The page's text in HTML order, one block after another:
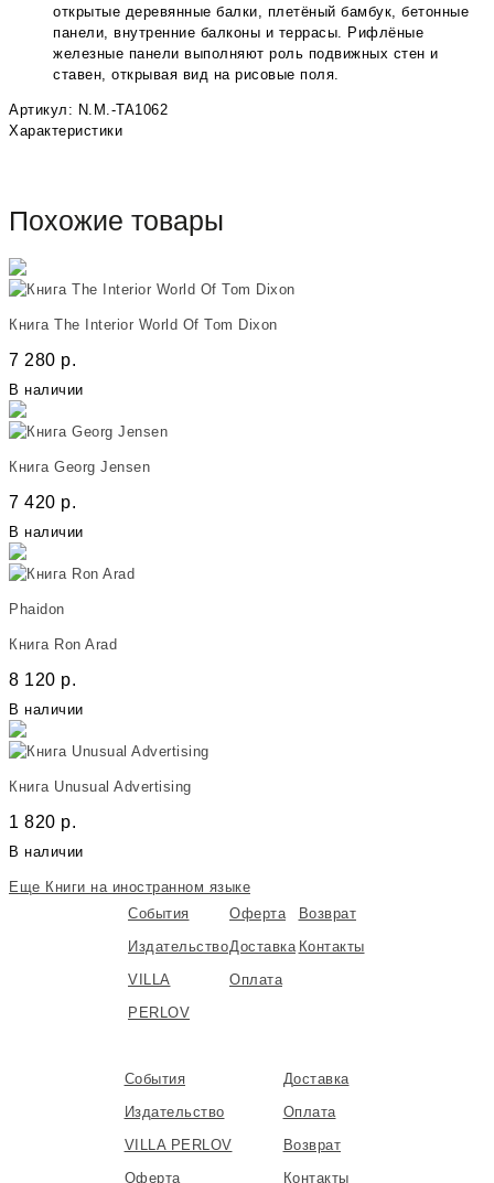
открытые деревянные балки, плетёный бамбук, бетонные
панели, внутренние балконы и террасы. Рифлёные
железные панели выполняют роль подвижных стен и
ставен, открывая вид на рисовые поля.
Артикул: N.M.-TA1062
Характеристики
Похожие товары
Книга The Interior World Of Tom Dixon
7 280 р.
В наличии
Книга Georg Jensen
7 420 р.
В наличии
Phaidon
Книга Ron Arad
8 120 р.
В наличии
Книга Unusual Advertising
1 820 р.
В наличии
Еще Книги на иностранном языке
События
Издательство
VILLA
PERLOV
Оферта
Доставка
Оплата
Возврат
Контакты
События
Издательство
VILLA PERLOV
Оферта
Доставка
Оплата
Возврат
Контакты